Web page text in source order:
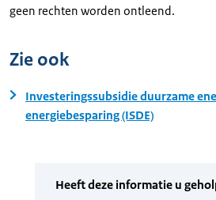
geen rechten worden ontleend.
Zie ook
Investeringssubsidie duurzame
energiebesparing (ISDE)